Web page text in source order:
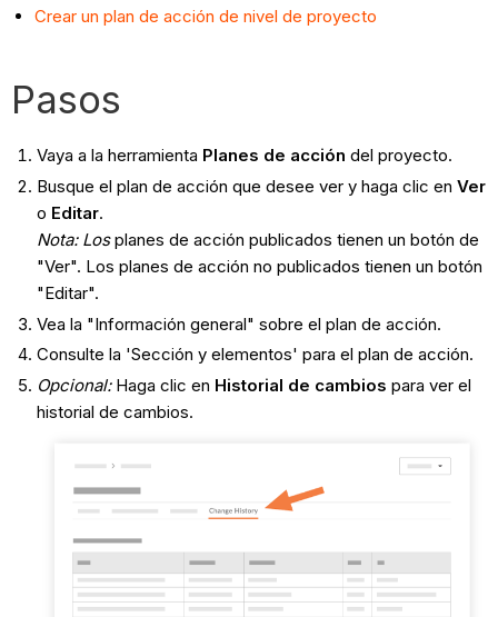
Crear un plan de acción de nivel de proyecto
Pasos
Vaya a la herramienta Planes de acción del proyecto.
Busque el plan de acción que desee ver y haga clic en Ver
o Editar.
Nota: Losplanes de acción publicados tienen un botón de
"Ver". Los planes de acción no publicados tienen un botón
"Editar".
Vea la "Información general" sobre el plan de acción.
Consulte la 'Sección y elementos' para el plan de acción.
Opcional: Haga clic en Historial de cambios para ver el
historial de cambios.